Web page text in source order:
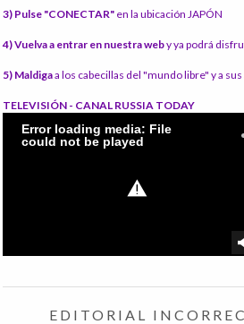
3) Pulse "CONECTAR" en la ubicación JAPÓN
4) Vuelva a entrar en nuestra weby ya podrá
5) Maldigaa los cabecillas del "mundo libre" y a
TELEVISIÓN - CANAL RUSSIA TODAY
EDITORIAL